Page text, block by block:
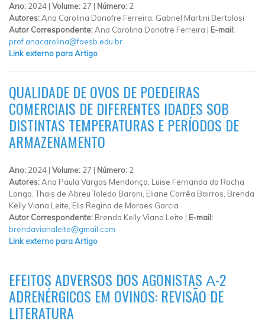
Ano: 2024 | Volume: 27 | Número: 2
Autores:Ana Carolina Donofre Ferreira, Gabriel Martini Bertolosi
Autor Correspondente:Ana Carolina Donofre Ferreira | E-mail:
prof.anacarolina@faesb.edu.br
Link externo para Artigo
QUALIDADE DE OVOS DE POEDEIRAS
COMERCIAIS DE DIFERENTES IDADES SOB
DISTINTAS TEMPERATURAS E PERÍODOS DE
ARMAZENAMENTO
Ano: 2024 | Volume: 27 | Número: 2
Autores:Ana Paula Vargas Mendonça, Luise Fernanda da Rocha
Longo, Thais de Abreu Toledo Baroni, Eliane Corrêa Bairros, Brenda
Kelly Viana Leite, Elis Regina de Moraes Garcia
Autor Correspondente: Brenda Kelly Viana Leite | E-mail:
brendavianaleite@gmail.com
Link externo para Artigo
EFEITOS ADVERSOS DOS AGONISTAS Α-2
ADRENÉRGICOS EM OVINOS: REVISÃO DE
LITERATURA